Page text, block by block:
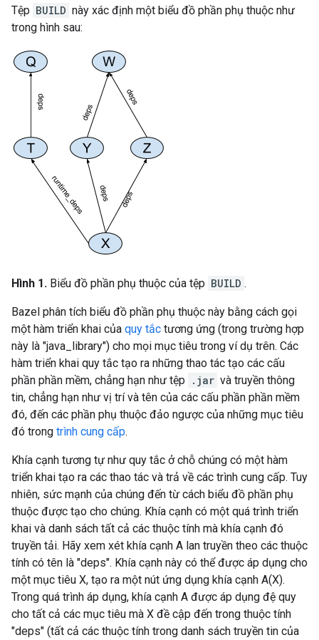
Tệp BUILD này xác định một biểu đồ phần phụ thuộc như
trong hình sau:
Hình 1. Biểu đồ phần phụ thuộc của tệp BUILD .
Bazel phân tích biểu đồ phần phụ thuộc này bằng cách gọi
một hàm triển khai của quy tắc tương ứng (trong trường hợp
này là "java_library") cho mọi mục tiêu trong ví dụ trên. Các
hàm triển khai quy tắc tạo ra những thao tác tạo các cấu
phần phần mềm, chẳng hạn như tệp
.jar và truyền thông
tin, chẳng hạn như vị trí và tên của các cấu phần phần mềm
đó, đến các phần phụ thuộc đảo ngược của những mục tiêu
đó trong trình cung cấp.
Khía cạnh tương tự như quy tắc ở chỗ chúng có một hàm
triển khai tạo ra các thao tác và trả về các trình cung cấp. Tuy
nhiên, sức mạnh của chúng đến từ cách biểu đồ phần phụ
thuộc được tạo cho chúng. Khía cạnh có một quá trình triển
khai và danh sách tất cả các thuộc tính mà khía cạnh đó
truyền tải. Hãy xem xét khía cạnh A lan truyền theo các thuộc
tính có tên là "deps". Khía cạnh này có thể được áp dụng cho
một mục tiêu X, tạo ra một nút ứng dụng khía cạnh A(X).
Trong quá trình áp dụng, khía cạnh A được áp dụng đệ quy
cho tất cả các mục tiêu mà X đề cập đến trong thuộc tính
"deps" (tất cả các thuộc tính trong danh sách truyền tin của